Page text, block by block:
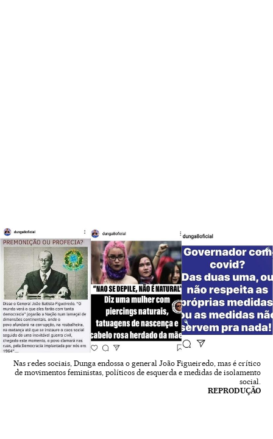
Nas redes sociais, Dunga endossa o general João Figueiredo, mas é crítico
de movimentos feministas, políticos de esquerda e medidas de isolamento
social.
REPRODUÇÃO